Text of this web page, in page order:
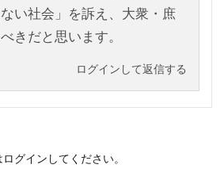
ない社会」を訴え、大衆・庶
きだと思います。
ログインして返信する
ログイン してください。